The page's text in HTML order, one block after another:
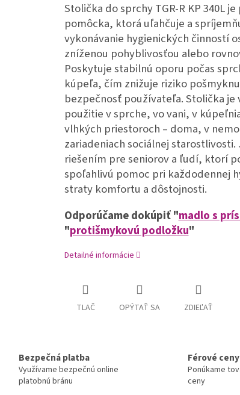
Stolička do sprchy TGR-R KP 340L
pomôcka, ktorá uľahčuje a
vykonávanie hygienických činností
zníženou pohyblivosťou alebo
Poskytuje stabilnú oporu počas
kúpeľa, čím znižuje riziko
bezpečnosť používateľa.Stolička je
použitie v sprche, vo vani, v
vlhkých priestoroch – doma, v
zariadeniach sociálnej starostlivosti.
riešením pre seniorov a ľudí, ktorí
spoľahlivú pomoc pri každodennej
straty komfortu a dôstojnosti.
Odporúčame dokúpiť "madlo s
"protišmykovú podložku"
Detailné informácie
TLAČ OPÝTAŤ SA ZDIEĽAŤ
Bezpečná platba
Využívame bezpečnú online
platobnú bránu
Férové ceny
Ponúkame
ceny